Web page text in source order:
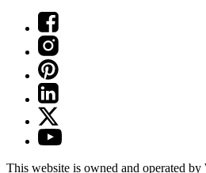
This website is owned and operated by